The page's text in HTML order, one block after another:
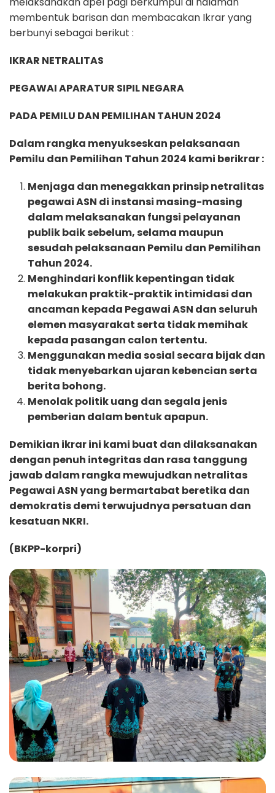
membentuk barisan dan membacakan Ikrar yang
berbunyi sebagai berikut :
IKRAR NETRALITAS
PEGAWAI APARATUR SIPIL NEGARA
PADA PEMILU DAN PEMILIHAN TAHUN 2024
Dalam rangka menyukseskan pelaksanaan
Pemilu dan Pemilihan Tahun 2024 kami berikrar :
Menjaga dan menegakkan prinsip netralitas
pegawai ASN di instansi masing-masing
dalam melaksanakan fungsi pelayanan
publik baik sebelum, selama maupun
sesudah pelaksanaan Pemilu dan Pemilihan
Tahun 2024.
Menghindari konflik kepentingan tidak
melakukan praktik-praktik intimidasi dan
ancaman kepada Pegawai ASN dan seluruh
elemen masyarakat serta tidak memihak
kepada pasangan calon tertentu.
Menggunakan media sosial secara bijak dan
tidak menyebarkan ujaran kebencian serta
berita bohong.
Menolak politik uang dan segala jenis
pemberian dalam bentuk apapun.
Demikian ikrar ini kami buat dan dilaksanakan
dengan penuh integritas dan rasa tanggung
jawab dalam rangka mewujudkan netralitas
Pegawai ASN yang bermartabat beretika dan
demokratis demi terwujudnya persatuan dan
kesatuan NKRI.
(BKPP-korpri)